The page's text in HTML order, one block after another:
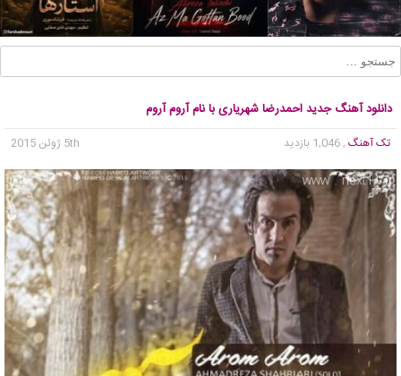
دانلود آهنگ جدید احمدرضا شهریاری با نام آروم آروم
تک آهنگ , 1,046 بازدید 5th ژوئن 2015